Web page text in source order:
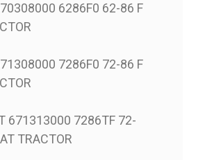
6286F0 62-86 F
7286F0 72-86 F
671313000 7286TF 72-
TRACTOR